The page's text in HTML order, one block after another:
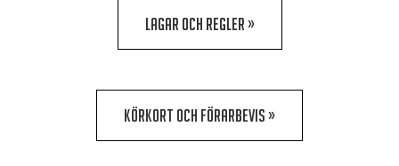
LAGAR OCH REGLER »
KÖRKORT OCH FÖRARBEVIS »